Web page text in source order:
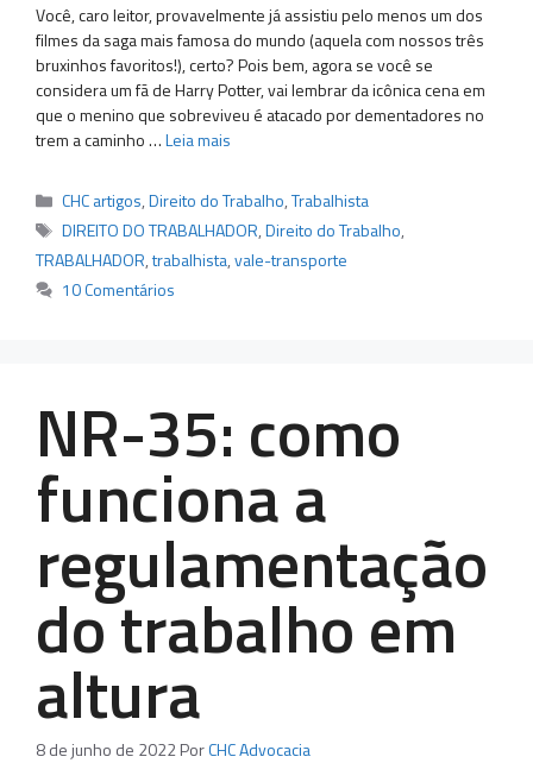
Você, caro leitor, provavelmente já assistiu pelo menos um dos
filmes da saga mais famosa do mundo (aquela com nossos três
bruxinhos favoritos!), certo? Pois bem, agora se você se
considera um fã de Harry Potter, vai lembrar da icônica cena em
que o menino que sobreviveu é atacado por dementadores no
trem a caminho …Leia mais
Categorias
CHC artigos,Direito do Trabalho,Trabalhista
Tags
DIREITO DO TRABALHADOR,Direito do Trabalho,
TRABALHADOR,trabalhista,vale-transporte
10 Comentários
NR-35: como
funciona a
regulamentação
do trabalho em
altura
8 de junho de 2022PorCHC Advocacia